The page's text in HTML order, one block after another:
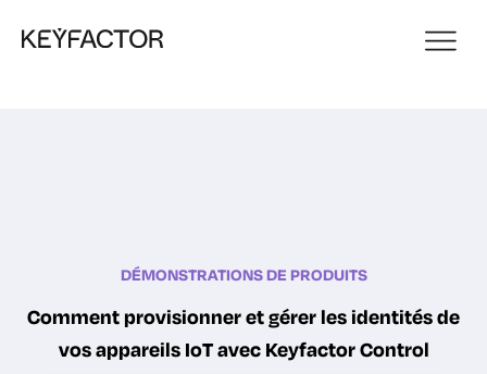
DÉMONSTRATIONS DE PRODUITS
Comment provisionner et gérer les identités de
vos appareils IoT avec Keyfactor Control